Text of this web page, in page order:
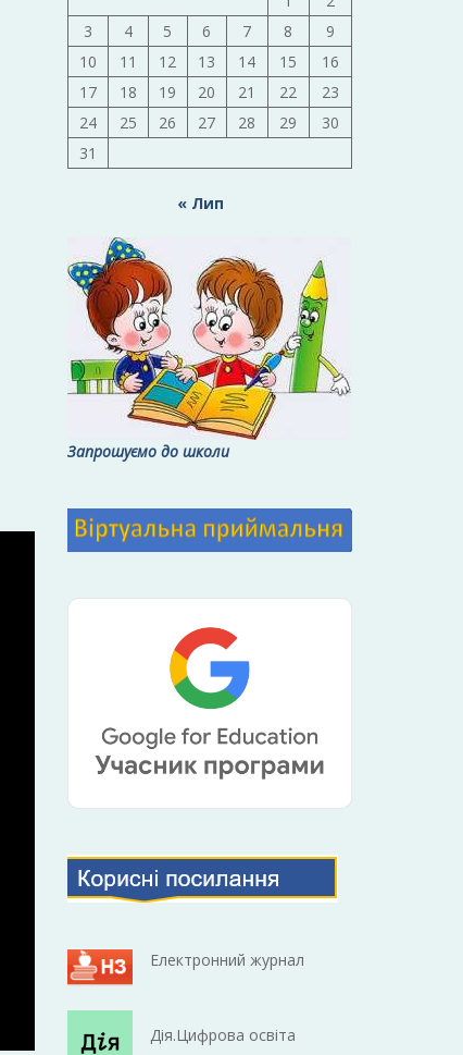
3
4 5 6 7 8
9
10
11 12 13 14 15
16
17
18 19 20 21 22
23
24
25 26 27 28 29
30
31
« Лип
Запрошуємо до школи
Електронний журнал
Дія.Цифрова освіта